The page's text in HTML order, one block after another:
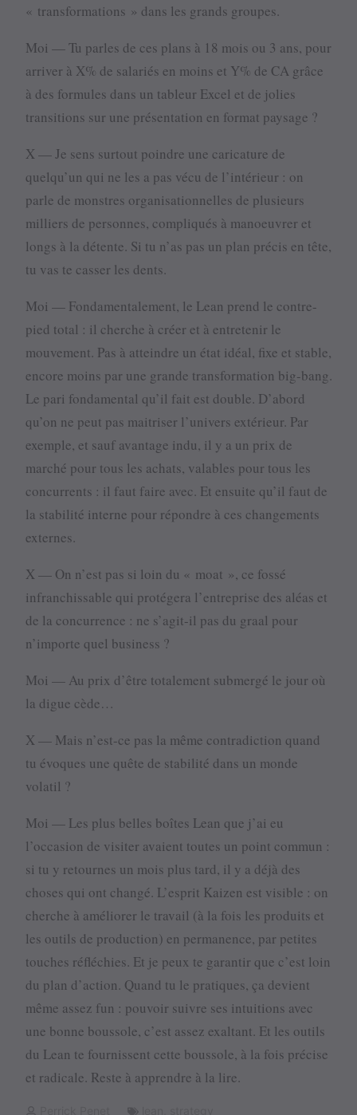
« transformations » dans les grands groupes.
Moi — Tu parles de ces plans à 18 mois ou 3 ans, pour
arriver à X% de salariés en moins et Y% de CA grâce
à des formules dans un tableur Excel et de jolies
transitions sur une présentation en format paysage ?
X — Je sens surtout poindre une caricature de
quelqu’un qui ne les a pas vécu de l’intérieur : on
parle de monstres organisationnelles de plusieurs
milliers de personnes, compliqués à manoeuvrer et
longs à la détente. Si tu n’as pas un plan précis en tête,
tu vas te casser les dents.
Moi — Fondamentalement, le Lean prend le contre-
pied total : il cherche à créer et à entretenir le
mouvement. Pas à atteindre un état idéal, fixe et stable,
encore moins par une grande transformation big-bang.
Le pari fondamental qu’il fait est double. D’abord
qu’on ne peut pas maitriser l’univers extérieur. Par
exemple, et sauf avantage indu, il y a un prix de
marché pour tous les achats, valables pour tous les
concurrents : il faut faire avec. Et ensuite qu’il faut de
la stabilité interne pour répondre à ces changements
externes.
X — On n’est pas si loin du « moat », ce fossé
infranchissable qui protégera l’entreprise des aléas et
de la concurrence : ne s’agit-il pas du graal pour
n’importe quel business ?
Moi — Au prix d’être totalement submergé le jour où
la digue cède…
X — Mais n’est-ce pas la même contradiction quand
tu évoques une quête de stabilité dans un monde
volatil ?
Moi — Les plus belles boîtes Lean que j’ai eu
l’occasion de visiter avaient toutes un point commun :
si tu y retournes un mois plus tard, il y a déjà des
choses qui ont changé. L’esprit Kaizen est visible : on
cherche à améliorer le travail (à la fois les produits et
les outils de production) en permanence, par petites
touches réfléchies. Et je peux te garantir que c’est loin
du plan d’action. Quand tu le pratiques, ça devient
même assez fun : pouvoir suivre ses intuitions avec
une bonne boussole, c’est assez exaltant. Et les outils
du Lean te fournissent cette boussole, à la fois précise
et radicale. Reste à apprendre à la lire.